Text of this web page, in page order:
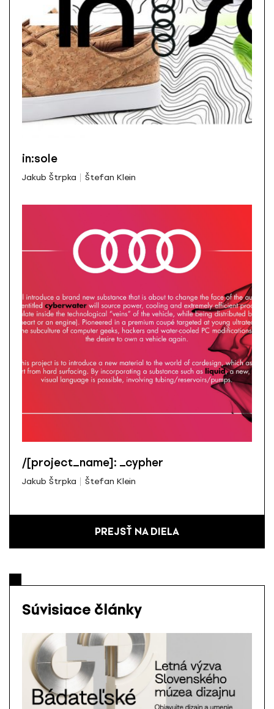
in:sole
Jakub Štrpka Štefan Klein
/[project_name]: _cypher
Jakub Štrpka Štefan Klein
PREJSŤ NA DIELA
Súvisiace články